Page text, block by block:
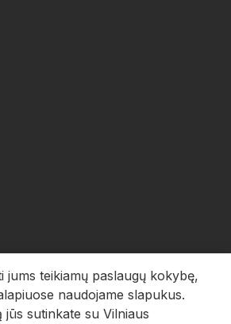
01122, Vilnius
jums teikiamų paslaugų kokybę,
naudojame slapukus.
jūs sutinkate su Vilniaus